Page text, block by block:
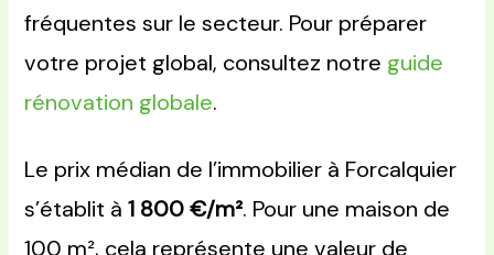
fréquentes sur le secteur. Pour préparer
votre projet global, consultez notre guide
rénovation globale.
Le prix médian de l’immobilier à Forcalquier
s’établit à1 800 €/m². Pour une maison de
100 m², cela représente une valeur de